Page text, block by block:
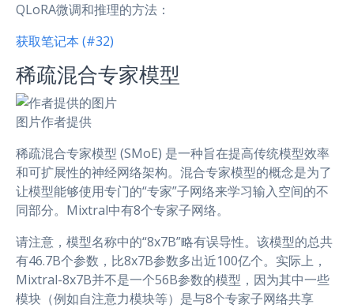
QLoRA微调和推理的方法：
获取笔记本 (#32)
稀疏混合专家模型
图片作者提供
稀疏混合专家模型 (SMoE) 是一种旨在提高传统模型效率
和可扩展性的神经网络架构。混合专家模型的概念是为了
让模型能够使用专门的“专家”子网络来学习输入空间的不
同部分。Mixtral中有8个专家子网络。
请注意，模型名称中的“8x7B”略有误导性。该模型的总共
有46.7B个参数，比8x7B参数多出近100亿个。实际上，
Mixtral-8x7B并不是一个56B参数的模型，因为其中一些
模块（例如自注意力模块等）是与8个专家子网络共享